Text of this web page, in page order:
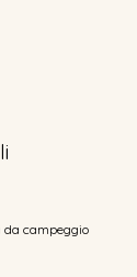
da campeggio